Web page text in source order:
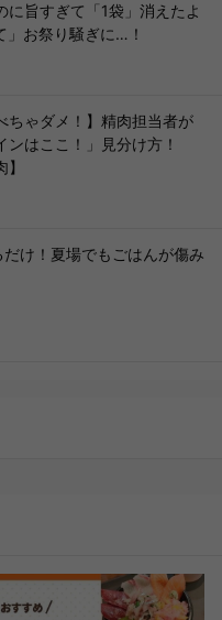
に旨すぎて「1袋」消えたよ
お祭り騒ぎに…！
ちゃダメ！】精肉担当者が
はここ！」見分け方！
だけ！夏場でもごはんが傷み